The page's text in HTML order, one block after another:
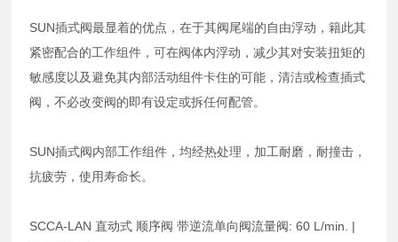
SUN插式阀最显着的优点，在于其阀尾端的自由浮动，籍此其
紧密配合的工作组件，可在阀体内浮动，减少其对安装扭矩的
敏感度以及避免其内部活动组件卡住的可能，清洁或检查插式
阀，不必改变阀的即有设定或拆任何配管。
SUN插式阀内部工作组件，均经热处理，加工耐磨，耐撞击，
抗疲劳，使用寿命长。
SCCA-LAN 直动式 顺序阀 带逆流单向阀流量阀: 60 L/min. |